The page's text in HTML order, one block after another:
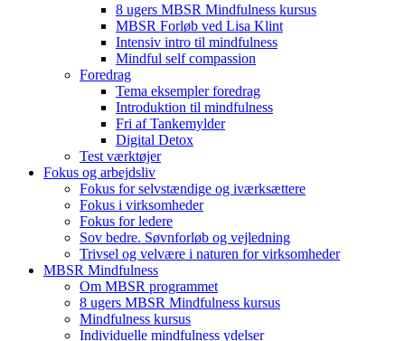
8 ugers MBSR Mindfulness kursus
MBSR Forløb ved Lisa Klint
Intensiv intro til mindfulness
Mindful self compassion
Foredrag
Tema eksempler foredrag
Introduktion til mindfulness
Fri af Tankemylder
Digital Detox
Test værktøjer
Fokus og arbejdsliv
Fokus for selvstændige og iværksættere
Fokus i virksomheder
Fokus for ledere
Sov bedre. Søvnforløb og vejledning
Trivsel og velvære i naturen for virksomheder
MBSR Mindfulness
Om MBSR programmet
8 ugers MBSR Mindfulness kursus
Mindfulness kursus
Individuelle mindfulness ydelser